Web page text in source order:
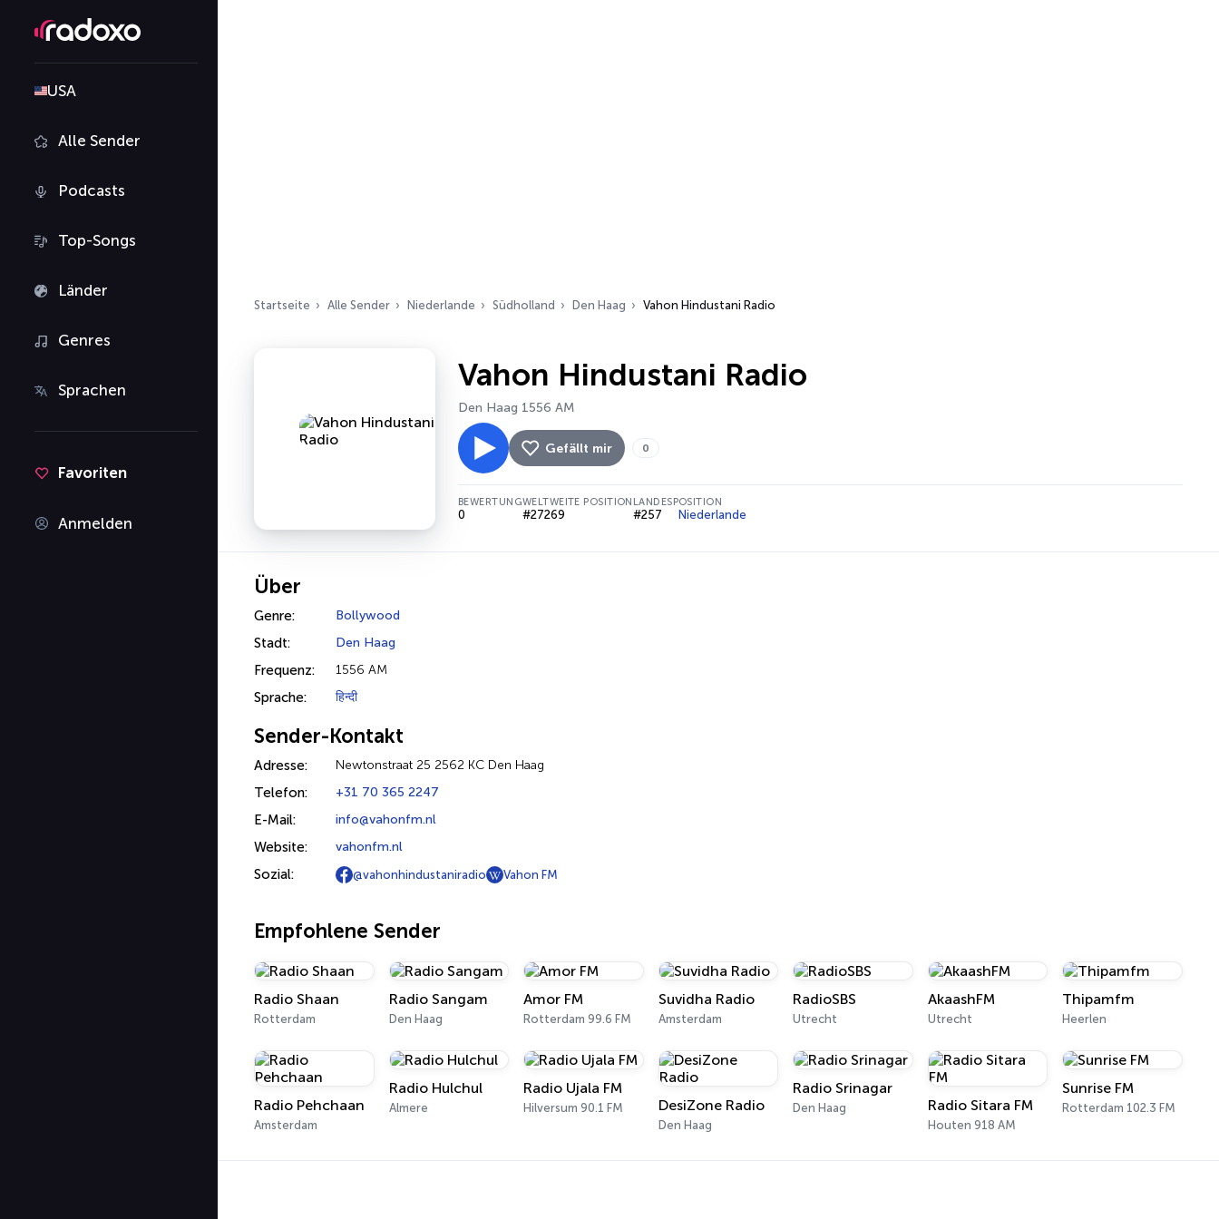
USA
Alle Sender
Podcasts
Top-Songs
Länder
Genres
Sprachen
Favoriten
Anmelden
Startseite Alle Sender Niederlande Südholland Den Haag Vahon Hindustani Radio
Vahon Hindustani Radio
Den Haag 1556 AM
Gefällt mir 0
BEWERTUNG
0
WELTWEITE POSITION
#27269
LANDESPOSITION
#257 Niederlande
Über
Genre: Bollywood
Stadt: Den Haag
Frequenz: 1556 AM
Sprache: हिन्दी
Sender-Kontakt
Adresse: Newtonstraat 25 2562 KC Den Haag
Telefon: +31 70 365 2247
E-Mail: info@vahonfm.nl
Website: vahonfm.nl
Sozial: @vahonhindustaniradio Vahon FM
Empfohlene Sender
Radio Shaan
Rotterdam
Radio Sangam
Den Haag
Amor FM
Rotterdam 99.6 FM
Suvidha Radio
Amsterdam
RadioSBS
Utrecht
AkaashFM
Utrecht
Thipamfm
Heerlen
Radio Pehchaan
Amsterdam
Radio Hulchul
Almere
Radio Ujala FM
Hilversum 90.1 FM DesiZone Radio
Den Haag
Radio Srinagar
Den Haag Radio Sitara FM
Houten 918 AM
Sunrise FM
Rotterdam 102.3 FM